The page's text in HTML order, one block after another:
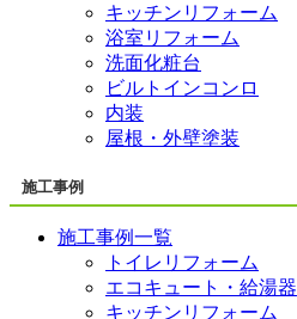
キッチンリフォーム
浴室リフォーム
洗面化粧台
ビルトインコンロ
内装
屋根・外壁塗装
施工事例
施工事例一覧
トイレリフォーム
エコキュート・給湯器
キッチンリフォーム